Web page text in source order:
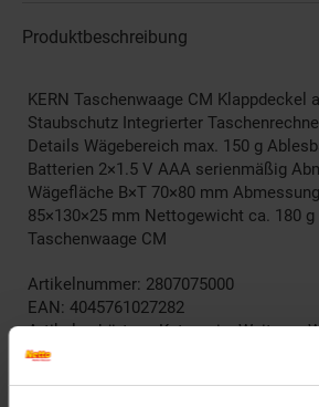
Produktbeschreibung
KERN Taschenwaage CM Klappdeckel
Staubschutz Integrierter
Details Wägebereich max. 150 g
Batterien 2×1.5 V AAA serienmäßig
Wägefläche B×T 70×80 mm
85×130×25 mm Nettogewicht ca. 180
Taschenwaage CM
Artikelnummer: 2807075000
EAN: 4045761027282
Artikel gehört zur Kategorie:Weiteres